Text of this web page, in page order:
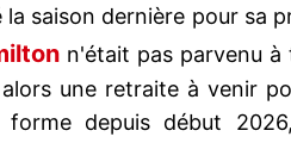
saison dernière pour sa
n'était pas parvenu
une retraite à venir
forme depuis début